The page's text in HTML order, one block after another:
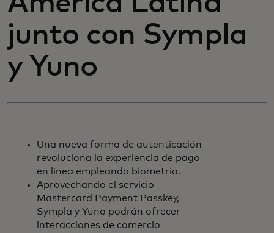
junto con Sympla
y Yuno
Una nueva forma de autenticación
revoluciona la experiencia de pago
en línea empleando biometría.
Aprovechando el servicio
Mastercard Payment Passkey,
Sympla y Yuno podrán ofrecer
interacciones de comercio